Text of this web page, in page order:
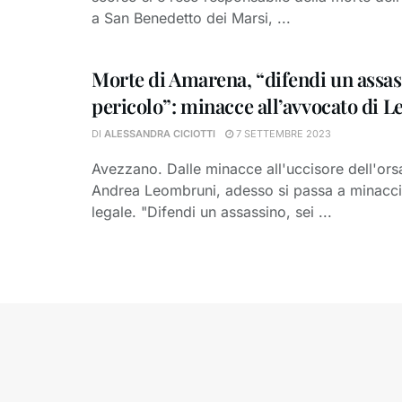
a San Benedetto dei Marsi, ...
Morte di Amarena, “difendi un
pericolo”: minacce all’avvocato di
DI ALESSANDRA CICIOTTI 7 SETTEMBRE 2023
Avezzano. Dalle minacce all'uccisore
Andrea Leombruni, adesso si passa a
legale. "Difendi un assassino, sei ...